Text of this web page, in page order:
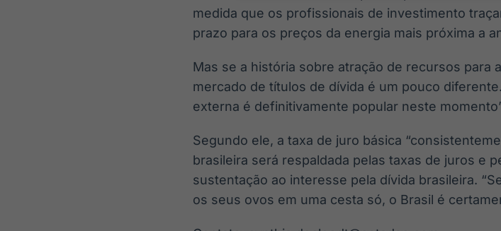
medida que os profissionais de investimento
prazo para os preços da energia mais próxima a
Mas se a história sobre atração de recursos para
mercado de títulos de dívida é um pouco
externa é definitivamente popular neste
Segundo ele, a taxa de juro básica
brasileira será respaldada pelas taxas de juros e
sustentação ao interesse pela dívida brasileira.
os seus ovos em uma cesta só, o Brasil é